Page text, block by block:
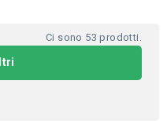
Ci sono 53 prodotti.